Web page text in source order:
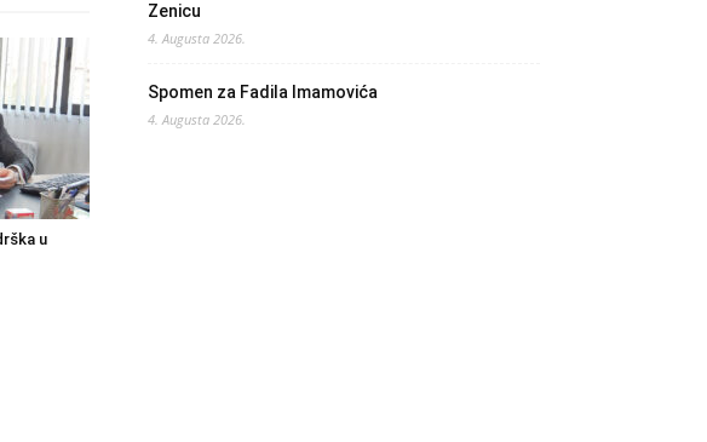
u
Zenicu
4. Augusta 2026.
Spomen za Fadila Imamovića
4. Augusta 2026.